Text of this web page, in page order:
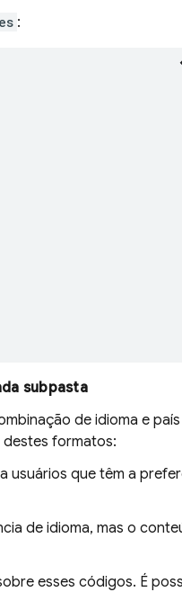
:
subpasta
de idioma e
destes formatos:
usuários que têm a
de idioma, mas o
esses códigos. É